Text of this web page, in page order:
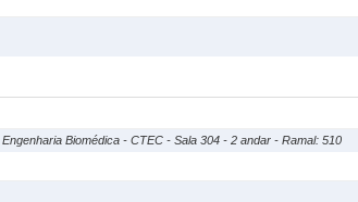
Biomédica - CTEC - Sala 304 - 2 andar - Ramal: 510